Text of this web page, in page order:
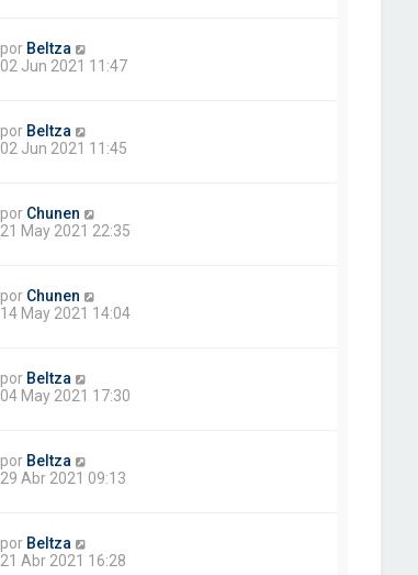
por Beltza
02 Jun 2021 11:47
por Beltza
02 Jun 2021 11:45
por Chunen
21 May 2021 22:35
por Chunen
14 May 2021 14:04
por Beltza
04 May 2021 17:30
por Beltza
29 Abr 2021 09:13
por Beltza
21 Abr 2021 16:28